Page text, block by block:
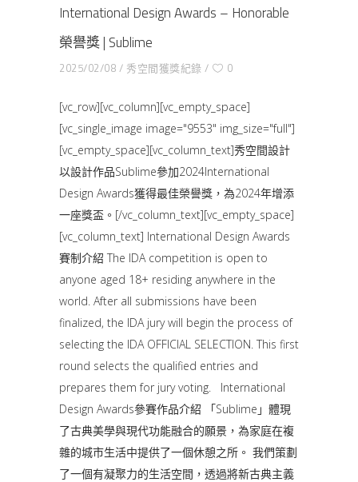
International Design Awards – Honorable
榮譽獎 | Sublime
2025/02/08 秀空間獲獎紀錄 0
[vc_row][vc_column][vc_empty_space]
[vc_single_image image="9553" img_size="full"]
[vc_empty_space][vc_column_text]秀空間設計
以設計作品Sublime參加2024International
Design Awards獲得最佳榮譽獎，為2024年增添
一座獎盃。[/vc_column_text][vc_empty_space]
[vc_column_text] International Design Awards
賽制介紹 The IDA competition is open to
anyone aged 18+ residing anywhere in the
world. After all submissions have been
finalized, the IDA jury will begin the process of
selecting the IDA OFFICIAL SELECTION. This first
round selects the qualified entries and
prepares them for jury voting. International
Design Awards參賽作品介紹 「Sublime」體現
了古典美學與現代功能融合的願景，為家庭在複
雜的城市生活中提供了一個休憩之所。 我們策劃
了一個有凝聚力的生活空間，透過將新古典主義